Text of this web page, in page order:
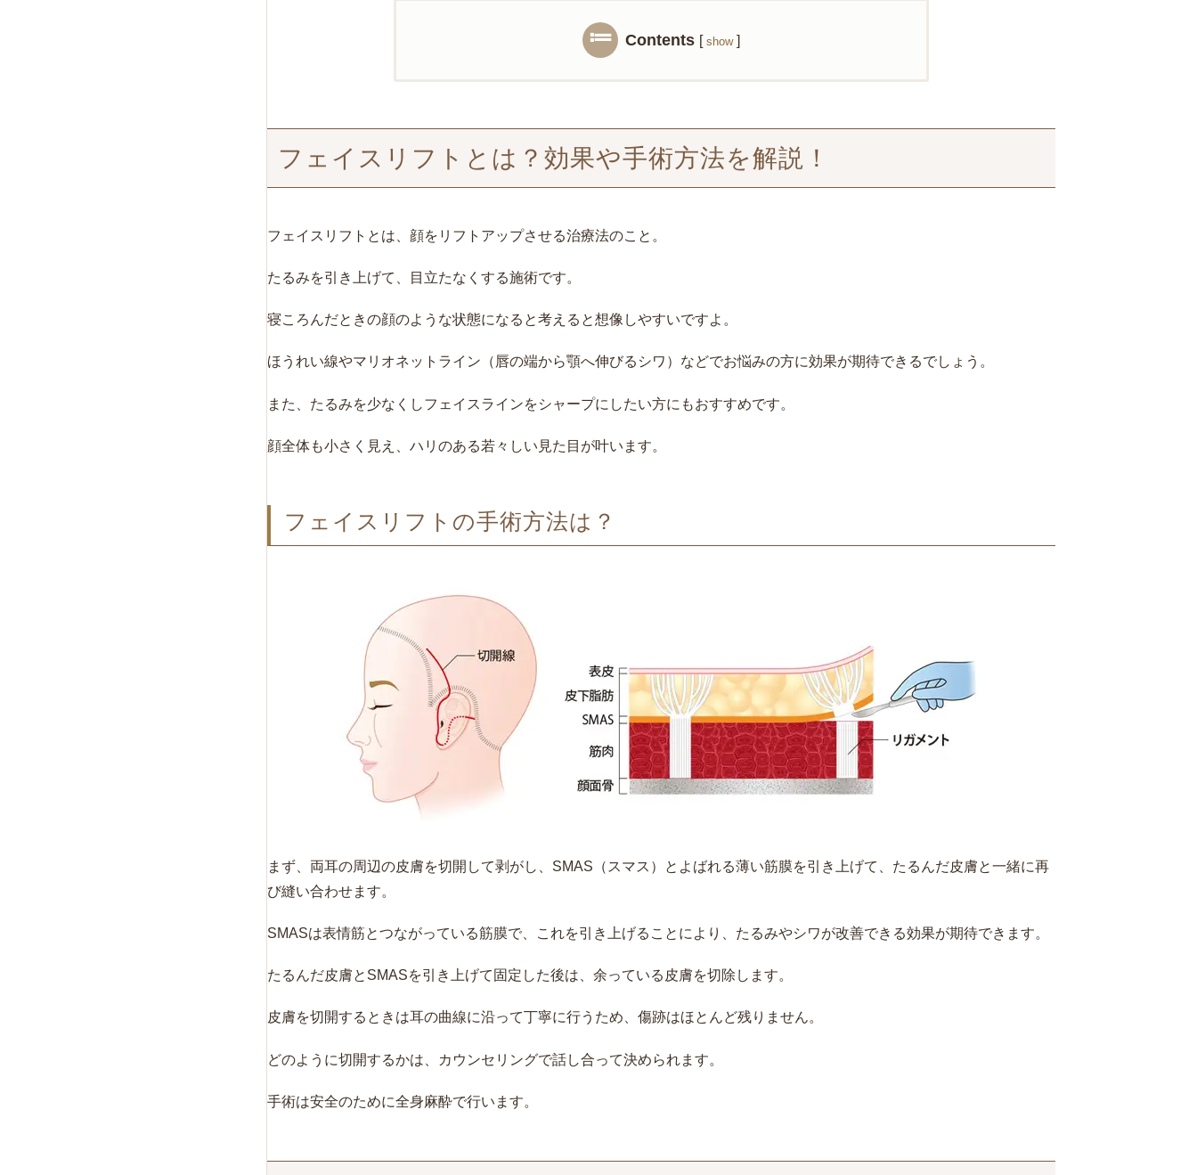
Contents [ show ]
フェイスリフトとは？効果や手術方法を解説！
フェイスリフトとは、顔をリフトアップさせる治療法のこと。
たるみを引き上げて、目立たなくする施術です。
寝ころんだときの顔のような状態になると考えると想像しやすいですよ。
ほうれい線やマリオネットライン（唇の端から顎へ伸びるシワ）などでお悩みの方に効果が期待できるでしょう 。
また、 たるみを少なくしフェイスラインをシャープにしたい方にもおすすめです。
顔全体も小さく見え、ハリのある若々しい見た目が叶います。
フェイスリフトの手術方法は？
まず、両耳の周辺の皮膚を切開して剥がし、SMAS（スマス）とよばれる薄い筋膜を引き上げて、たるんだ皮膚と一緒に再
び縫い合わせます。
SMASは表情筋とつながっている筋膜で、これを引き上げることにより、たるみやシワが改善できる効果が期待できます。
たるんだ皮膚とSMASを引き上げて固定した後は、余っている皮膚を切除します。
皮膚を切開するときは耳の曲線に沿って丁寧に行うため、傷跡はほとんど残りません。
どのように切開するかは、カウンセリングで話し合って決められます。
手術は安全のために全身麻酔で行います。